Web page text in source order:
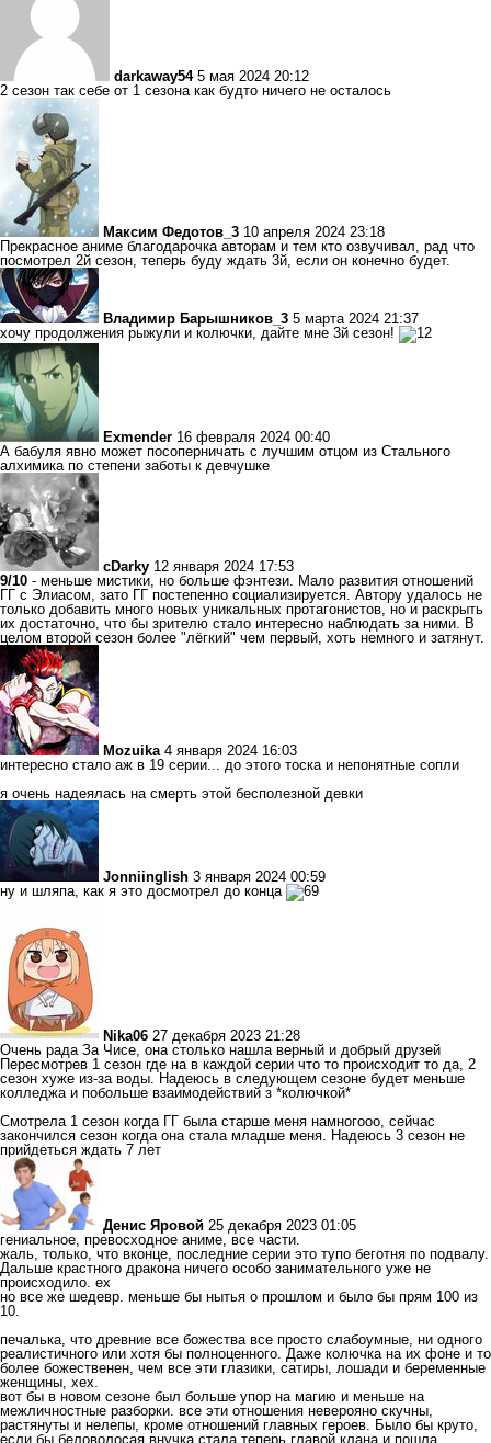
darkaway54 5 мая 2024 20:12
2 сезон так себе от 1 сезона как будто ничего не осталось
Максим Федотов_3 10 апреля 2024 23:18
Прекрасное аниме благодарочка авторам и тем кто озвучивал, рад что
посмотрел 2й сезон, теперь буду ждать 3й, если он конечно будет.
Владимир Барышников_3 5 марта 2024 21:37
хочу продолжения рыжули и колючки, дайте мне 3й сезон!
Exmender 16 февраля 2024 00:40
А бабуля явно может посоперничать с лучшим отцом из Стального
алхимика по степени заботы к девчушке
cDarky 12 января 2024 17:53
9/10 - меньше мистики, но больше фэнтези. Мало развития отношений
ГГ с Элиасом, зато ГГ постепенно социализируется. Автору удалось не
только добавить много новых уникальных протагонистов, но и раскрыть
их достаточно, что бы зрителю стало интересно наблюдать за ними. В
целом второй сезон более "лёгкий" чем первый, хоть немного и затянут.
Mozuika 4 января 2024 16:03
интересно стало аж в 19 серии... до этого тоска и непонятные сопли
я очень надеялась на смерть этой бесполезной девки
Jonniinglish 3 января 2024 00:59
ну и шляпа, как я это досмотрел до конца
Nika06 27 декабря 2023 21:28
Очень рада За Чисе, она столько нашла верный и добрый друзей
Пересмотрев 1 сезон где на в каждой серии что то происходит то да, 2
сезон хуже из-за воды. Надеюсь в следующем сезоне будет меньше
колледжа и побольше взаимодействий з *колючкой*
Смотрела 1 сезон когда ГГ была старше меня намногооо, сейчас
закончился сезон когда она стала младше меня. Надеюсь 3 сезон не
прийдеться ждать 7 лет
Денис Яровой 25 декабря 2023 01:05
гениальное, превосходное аниме, все части.
жаль, только, что вконце, последние серии это тупо беготня по подвалу.
Дальше крастного дракона ничего особо занимательного уже не
происходило. ех
но все же шедевр. меньше бы нытья о прошлом и было бы прям 100 из
10.
печалька, что древние все божества все просто слабоумные, ни одного
реалистичного или хотя бы полноценного. Даже колючка на их фоне и то
более божественен, чем все эти глазики, сатиры, лошади и беременные
женщины, хех.
вот бы в новом сезоне был больше упор на магию и меньше на
межличностные разборки. все эти отношения неверояно скучны,
растянуты и нелепы, кроме отношений главных героев. Было бы круто,
если бы беловолосая внучка стала теперь главой клана и пошла